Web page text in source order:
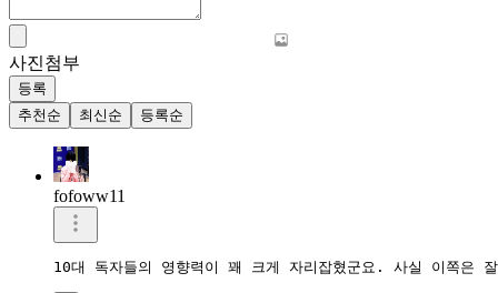
사진첨부
등록
추천순
최신순 등록순
fofoww11
10대 독자들의 영향력이 꽤 크게 자리잡혔군요. 사실 이쪽은